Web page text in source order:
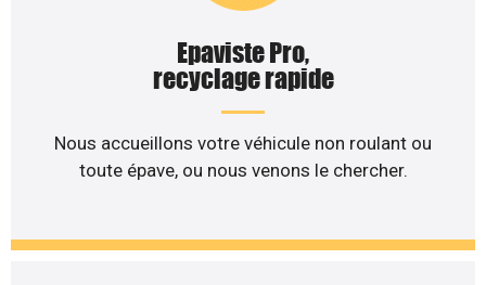
Epaviste Pro,
recyclage rapide
Nous accueillons votre véhicule non roulant ou
toute épave, ou nous venons le chercher.